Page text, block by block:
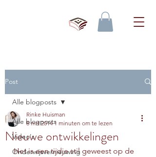
Post
Alle blogposts
Video's
Onderwijsvernieuwing
Alle blogposts
Nieuwe ontwikkelingen
Rinke Huisman
8 mrt 2014 1 minuten om te lezen
Het is een tijdje stil geweest op de